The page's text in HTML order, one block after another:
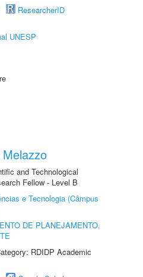
ResearcherID
UNESP
and Technological
Fellow - Level B
e Tecnologia (Câmpus
DE PLANEJAMENTO,
RDIDP Academic